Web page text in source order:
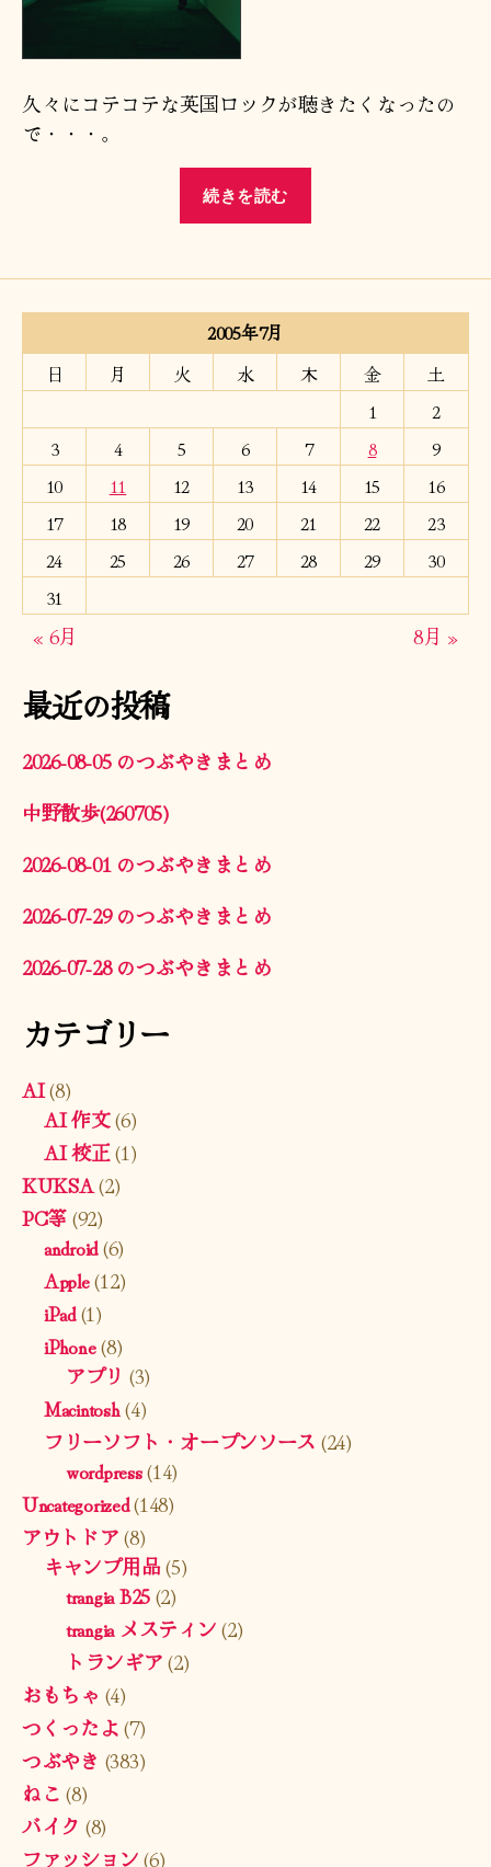
久々にコテコテな英国ロックが聴きたくなったの
で・・・。
続きを読む
2005年7月
日
月 火 水 木 金
土
1
2
3
4 5 6 7 8
9
10
11 12 13 14 15
16
17
18 19 20 21 22
23
24
25 26 27 28 29
30
31
« 6月 8月 »
最近の投稿
2026-08-05 のつぶやきまとめ
中野散歩(260705)
2026-08-01 のつぶやきまとめ
2026-07-29 のつぶやきまとめ
2026-07-28 のつぶやきまとめ
カテゴリー
AI(8)
AI 作文(6)
AI 校正(1)
KUKSA(2)
PC等(92)
android(6)
Apple(12)
iPad(1)
iPhone(8)
アプリ (3)
Macintosh(4)
フリーソフト・オープンソース (24)
wordpress(14)
Uncategorized(148)
アウトドア(8)
キャンプ用品(5)
trangia B25(2)
trangia メスティン(2)
トランギア(2)
おもちゃ (4)
つくったよ(7)
つぶやき (383)
ねこ (8)
バイク (8)
ファッション(6)